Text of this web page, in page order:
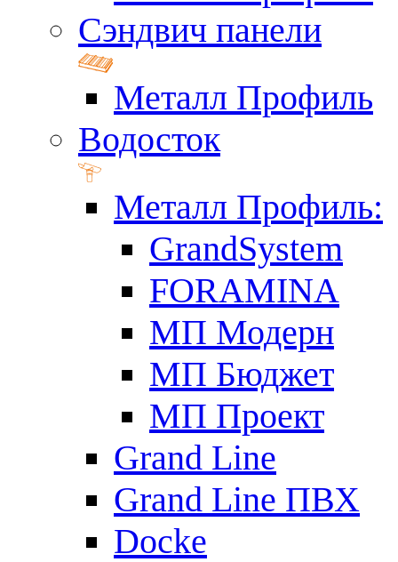
Сэндвич панели
Металл Профиль
Водосток
Металл Профиль:
GrandSystem
FORAMINA
МП Модерн
МП Бюджет
МП Проект
Grand Line
Grand Line ПВХ
Docke